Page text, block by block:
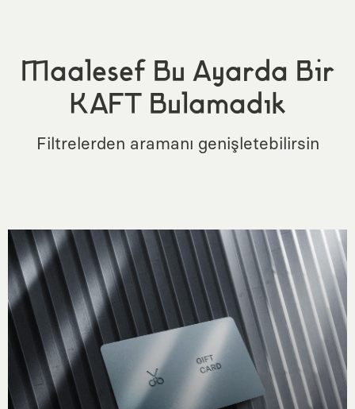
Maalesef Bu Ayarda Bir
KAFT Bulamadık
Filtrelerden aramanı genişletebilirsin